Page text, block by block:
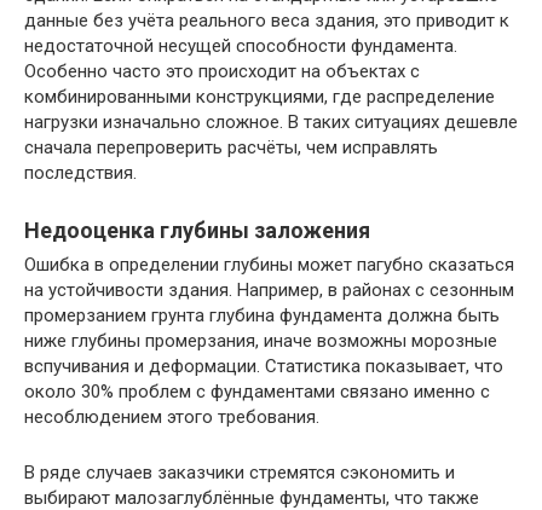
данные без учёта реального веса здания, это приводит к
недостаточной несущей способности фундамента.
Особенно часто это происходит на объектах с
комбинированными конструкциями, где распределение
нагрузки изначально сложное. В таких ситуациях дешевле
сначала перепроверить расчёты, чем исправлять
последствия.
Недооценка глубины заложения
Ошибка в определении глубины может пагубно сказаться
на устойчивости здания. Например, в районах с сезонным
промерзанием грунта глубина фундамента должна быть
ниже глубины промерзания, иначе возможны морозные
вспучивания и деформации. Статистика показывает, что
около 30% проблем с фундаментами связано именно с
несоблюдением этого требования.
В ряде случаев заказчики стремятся сэкономить и
выбирают малозаглублённые фундаменты, что также